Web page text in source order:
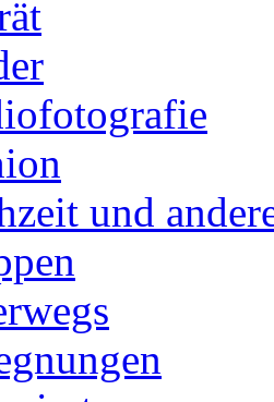
und